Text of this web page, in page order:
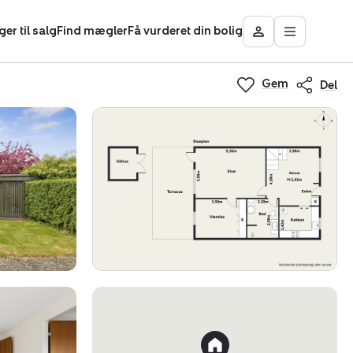
til salgFind mæglerFå vurderet din bolig
Besøg
Mit
Nybolig
Åbn
Gem Del